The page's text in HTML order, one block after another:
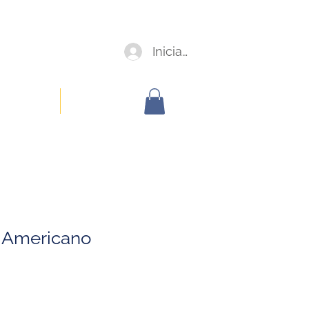
Iniciar sesión